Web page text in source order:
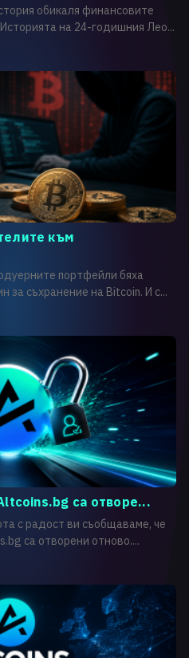
обикаля финансовите
на 24-годишния Лео...
към
портфейли бяха
за съхранение на Bitcoin. И с...
са отворе...
с радост ви съобщаваме, че
са отворени отново....